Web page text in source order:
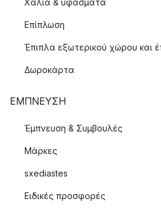
Χαλιά & υφάσματα
Επίπλωση
Έπιπλα εξωτερικού χώρου και
Δωροκάρτα
ΈΜΠΝΕΥΣΗ
Έμπνευση & Συμβουλές
Μάρκες
sxediastes
Ειδικές προσφορές